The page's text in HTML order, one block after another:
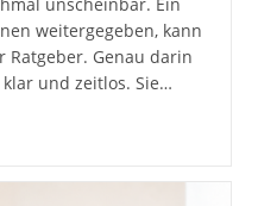
unscheinbar. Ein
weitergegeben, kann
Ratgeber. Genau darin
und zeitlos. Sie…